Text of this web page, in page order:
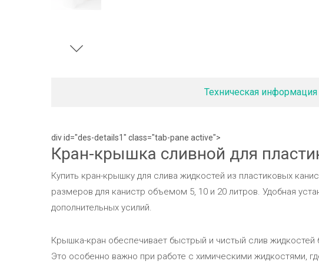
Техническая информация
div id="des-details1" class="tab-pane active">
Кран-крышка сливной для
Купить кран-крышку для слива жидкостей из пластиковых
размеров для канистр объемом 5, 10 и 20 литров. Удобная
дополнительных усилий.
Крышка-кран обеспечивает быстрый и чистый слив жидкостей
Это особенно важно при работе с химическими жидкостями,